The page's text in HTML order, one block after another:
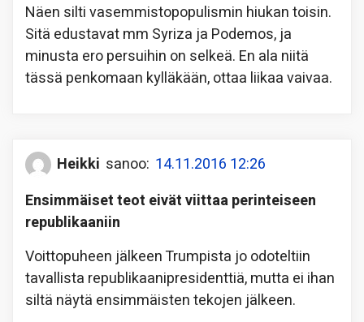
Näen silti vasemmistopopulismin hiukan toisin.
Sitä edustavat mm Syriza ja Podemos, ja
minusta ero persuihin on selkeä. En ala niitä
tässä penkomaan kylläkään, ottaa liikaa vaivaa.
Heikki sanoo: 14.11.2016 12:26
Ensimmäiset teot eivät viittaa perinteiseen
republikaaniin
Voittopuheen jälkeen Trumpista jo odoteltiin
tavallista republikaanipresidenttiä, mutta ei ihan
siltä näytä ensimmäisten tekojen jälkeen.